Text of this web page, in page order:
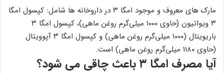
مارک های معروف و موجود امگا ۳ در داروخانه ها شامل: کپسول امگا
۳ ویواتیون (حاوی ۱۰۰۰ میلی‌گرم روغن ماهی)، کپسول امگا ۳
باریویتال (۱۰۰۰ میلی‌گرم روغن ماهی) و کپسول امگا ۳ آپوویتال
(حاوی ۱۱۸۰ میلی‌گرم روغن ماهی) است.
آیا مصرف امگا ۳ باعث چاقی می شود؟